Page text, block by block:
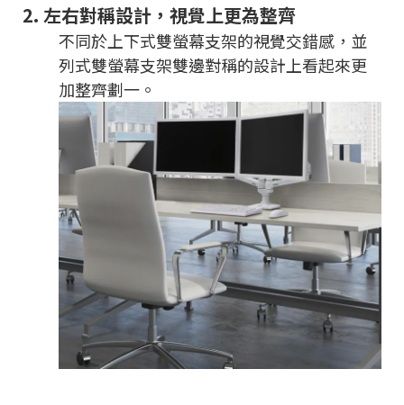
2. 左右對稱設計，視覺上更為整齊
不同於上下式雙螢幕支架的視覺交錯感，並
列式雙螢幕支架雙邊對稱的設計上看起來更
加整齊劃一。